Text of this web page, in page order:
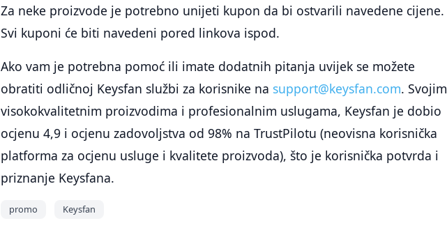
Za neke proizvode je potrebno unijeti kupon da bi ostvarili navedene cijene.
Svi kuponi će biti navedeni pored linkova ispod.
Ako vam je potrebna pomoć ili imate dodatnih pitanja uvijek se možete
obratiti odličnoj Keysfan službi za korisnike na support@keysfan.com. Svojim
visokokvalitetnim proizvodima i profesionalnim uslugama, Keysfan je dobio
ocjenu 4,9 i ocjenu zadovoljstva od 98% na TrustPilotu (neovisna korisnička
platforma za ocjenu usluge i kvalitete proizvoda), što je korisnička potvrda i
priznanje Keysfana.
promo Keysfan